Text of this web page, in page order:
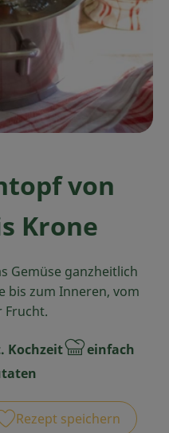
von
Krone
Gemüse ganzheitlich
bis zum Inneren, vom
Frucht.
KochzeitSchwierigkeit:
einfach
Rezept speichern